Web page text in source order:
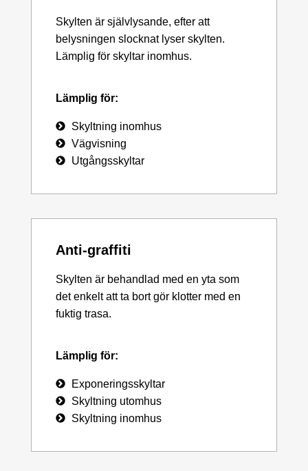
Skylten är självlysande, efter att
belysningen slocknat lyser skylten.
Lämplig för skyltar inomhus.
Lämplig för:
Skyltning inomhus
Vägvisning
Utgångsskyltar
Anti-graffiti
Skylten är behandlad med en yta som
det enkelt att ta bort gör klotter med en
fuktig trasa.
Lämplig för:
Exponeringsskyltar
Skyltning utomhus
Skyltning inomhus